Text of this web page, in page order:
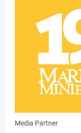
Media Partner